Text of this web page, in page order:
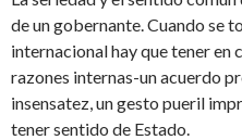
de un gobernante. Cuando se
internacional hay que tener
razones internas-un acuerdo
insensatez, un gesto pueril
tener sentido de Estado.